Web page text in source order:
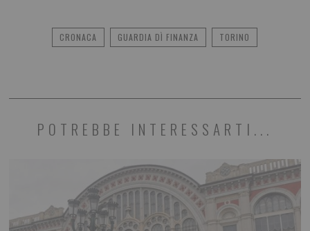
CRONACA GUARDIA DÌ FINANZA TORINO
POTREBBE INTERESSARTI...